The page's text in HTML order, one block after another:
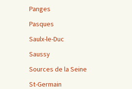
Panges
Pasques
Saulx-le-Duc
Saussy
Sources de la Seine
St-Germain